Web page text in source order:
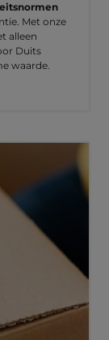
Met onze
alleen
Duits
waarde.